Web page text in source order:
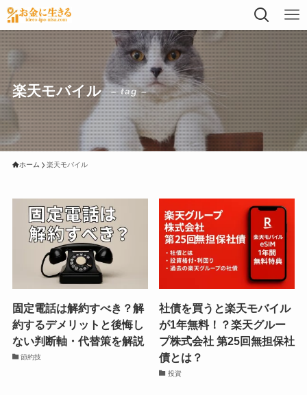
楽天モバイル – tag –
ホーム 楽天モバイル
固定電話は解約すべき？解
約するデメリットと後悔し
ない判断軸・代替策を解説
節約技
社債を買うと楽天モバイル
が1年無料！？楽天グルー
プ株式会社 第25回無担保社
債とは？
投資